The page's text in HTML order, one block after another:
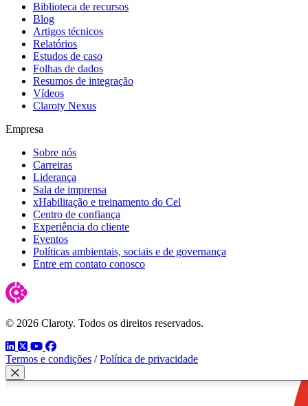
Biblioteca de recursos
Blog
Artigos técnicos
Relatórios
Estudos de caso
Folhas de dados
Resumos de integração
Vídeos
Claroty Nexus
Empresa
Sobre nós
Carreiras
Liderança
Sala de imprensa
xHabilitação e treinamento do Cel
Centro de confiança
Experiência do cliente
Eventos
Políticas ambientais, sociais e de governança
Entre em contato conosco
© 2026 Claroty. Todos os direitos reservados.
LinkedIn
TwitterYouTube
Facebook
Termos e condições / Política de privacidade
Fechar modal